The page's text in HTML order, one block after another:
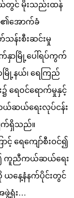
ယ်တွင် မိုးသည်းထန်
ာ၏အောက်ခံ
သန်းစီးဆင်းမှု
က်နှာမြို့ပေါ်ရပ်ကွက်
တမြို့နယ်၊ ရေကြည်
၌ ရေဝင်ရောက်မှုနှင့်
ကယ်ဆယ်ရေးလုပ်ငန်း
းလျက်ရှိသည်။
င့် ရေကျော်စီးဝင်၍
ဉ်း၍ ကူညီကယ်ဆယ်ရေး
ယနေ့နံနက်ပိုင်းတွင်
ဖွဲ့ရုံး…